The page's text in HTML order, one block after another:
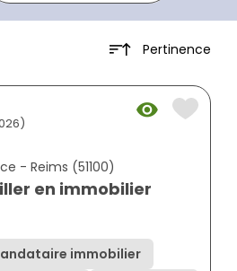
Pertinence
- Reims (51100)
en immobilier
immobilier